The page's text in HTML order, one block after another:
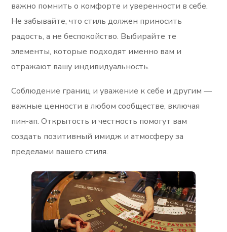
важно помнить о комфорте и уверенности в себе.
Не забывайте, что стиль должен приносить
радость, а не беспокойство. Выбирайте те
элементы, которые подходят именно вам и
отражают вашу индивидуальность.
Соблюдение границ и уважение к себе и другим —
важные ценности в любом сообществе, включая
пин-ап. Открытость и честность помогут вам
создать позитивный имидж и атмосферу за
пределами вашего стиля.